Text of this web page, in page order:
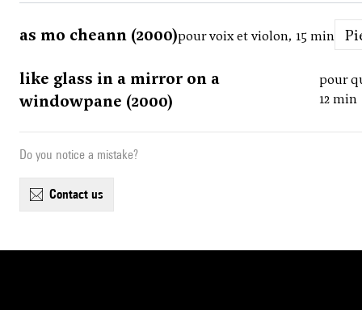
as mo cheann (2000)pour voix et violon, 15 min
like glass in a mirror on a
windowpane (2000)
pour
12 min
Do you notice a mistake?
contact us